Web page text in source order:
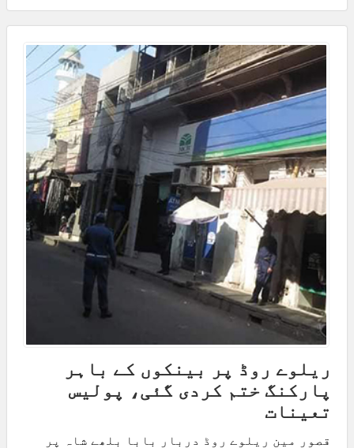
ریلوے روڈ پر بینکوں کے باہر
پارکنگ ختم کردی گئی، پولیس
تعینات
قصور مین ریلوے روڈ دربار بابا بلھے شاہ پر